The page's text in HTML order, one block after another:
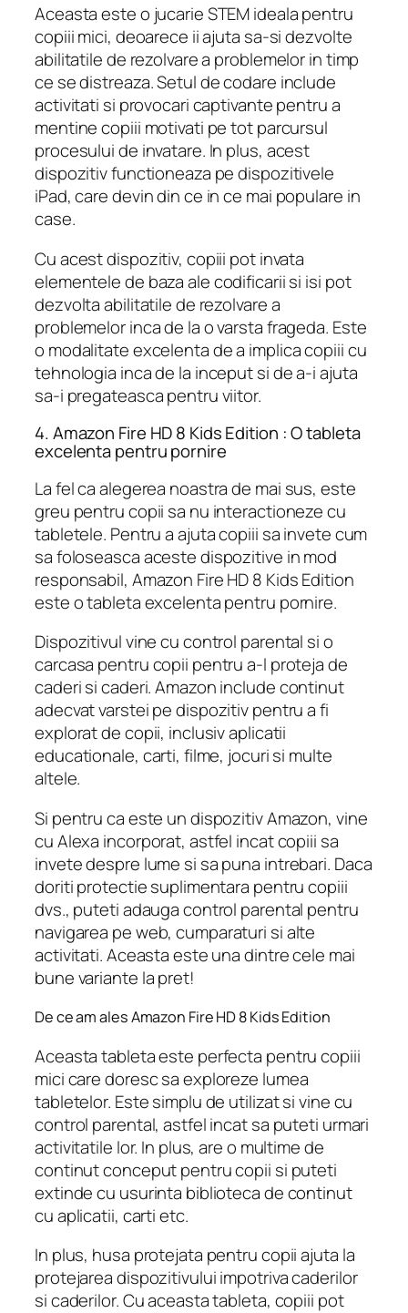
Aceasta este o jucarie STEM ideala pentru
copiii mici, deoarece ii ajuta sa-si dezvolte
abilitatile de rezolvare a problemelor in timp
ce se distreaza. Setul de codare include
activitati si provocari captivante pentru a
mentine copiii motivati pe tot parcursul
procesului de invatare. In plus, acest
dispozitiv functioneaza pe dispozitivele
iPad, care devin din ce in ce mai populare in
case.
Cu acest dispozitiv, copiii pot invata
elementele de baza ale codificarii si isi pot
dezvolta abilitatile de rezolvare a
problemelor inca de la o varsta frageda. Este
o modalitate excelenta de a implica copiii cu
tehnologia inca de la inceput si de a-i ajuta
sa-i pregateasca pentru viitor.
4. Amazon Fire HD 8 Kids Edition : O tableta
excelenta pentru pornire
La fel ca alegerea noastra de mai sus, este
greu pentru copii sa nu interactioneze cu
tabletele. Pentru a ajuta copiii sa invete cum
sa foloseasca aceste dispozitive in mod
responsabil, Amazon Fire HD 8 Kids Edition
este o tableta excelenta pentru pornire.
Dispozitivul vine cu control parental si o
carcasa pentru copii pentru a-l proteja de
caderi si caderi. Amazon include continut
adecvat varstei pe dispozitiv pentru a fi
explorat de copii, inclusiv aplicatii
educationale, carti, filme, jocuri si multe
altele.
Si pentru ca este un dispozitiv Amazon, vine
cu Alexa incorporat, astfel incat copiii sa
invete despre lume si sa puna intrebari. Daca
doriti protectie suplimentara pentru copiii
dvs., puteti adauga control parental pentru
navigarea pe web, cumparaturi si alte
activitati. Aceasta este una dintre cele mai
bune variante la pret!
De ce am ales Amazon Fire HD 8 Kids Edition
Aceasta tableta este perfecta pentru copiii
mici care doresc sa exploreze lumea
tabletelor. Este simplu de utilizat si vine cu
control parental, astfel incat sa puteti urmari
activitatile lor. In plus, are o multime de
continut conceput pentru copii si puteti
extinde cu usurinta biblioteca de continut
cu aplicatii, carti etc.
In plus, husa protejata pentru copii ajuta la
protejarea dispozitivului impotriva caderilor
si caderilor. Cu aceasta tableta, copiii pot